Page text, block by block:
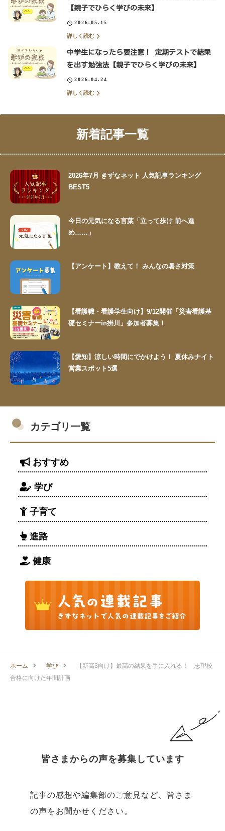
【親子でひらく学びの未来】
2026.05.15
詳しく読む
中学生になったら要注意！ 定期テストで結果
を出す勉強法【親子でひらく学びの未来】
2026.04.24
詳しく読む
新着記事一覧
2026年7月 きずなネット 人気記事ランキング
BEST5
今日の元気になる言葉「立って歩け 前へ進
め……」
【アンケート】教えて！ みんなの暑さ対策
【看護職・看護学生向け】9/12開催「災害看護基
礎セミナーin掛川」参加者募集！
【愛知】涼しい時間にでかけよう！ 夏休みナイト
営業スポット5選
カテゴリ一覧
おすすめ
学び
子育て
進路
健康
ホーム 学び
【新高3向け】最高の結果を手に入れる！ 志望校
合格に向けた年間計画
皆さまからの声を募集しています
記事の感想や編集部のご意見など、皆さま
の声をお聞かせください。